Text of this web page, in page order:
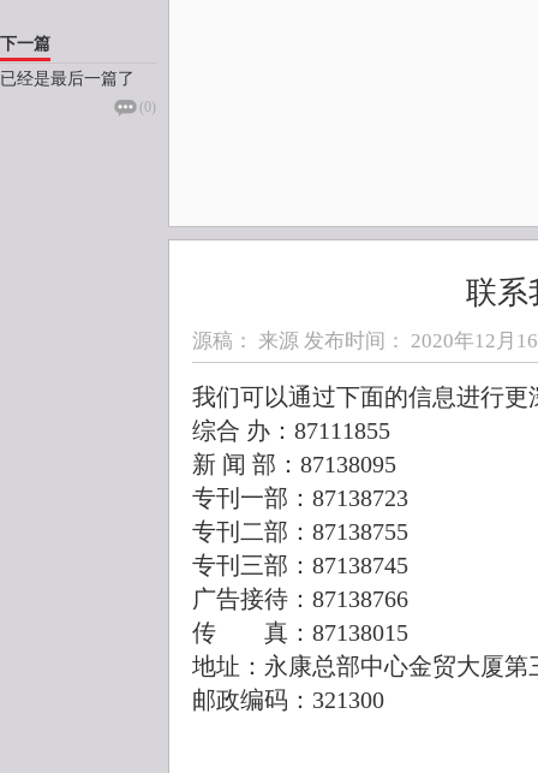
下一篇
已经是最后一篇了
(0)
联系
源稿： 来源 发布时间： 2020年12月
我们可以通过下面的信息进行更
综合 办：87111855
新 闻 部：87138095
专刊一部：87138723
专刊二部：87138755
专刊三部：87138745
广告接待：87138766
传 真：87138015
地址：永康总部中心金贸大厦第
邮政编码：321300